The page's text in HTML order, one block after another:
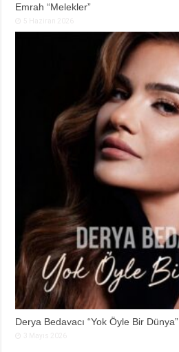
Emrah “Melekler”
Derya Bedavacı “Yok Öyle Bir Dünya”